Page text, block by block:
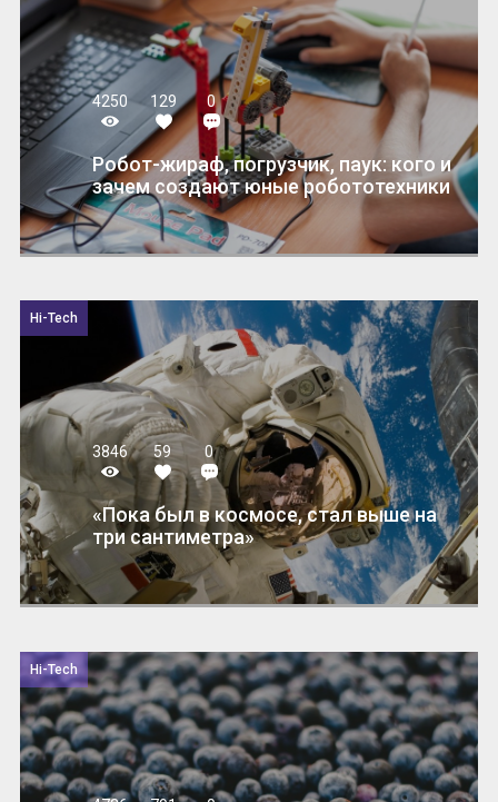
4250 129 0
Робот-жираф, погрузчик, паук: кого и
зачем создают юные робототехники
Hi-Tech
3846 59 0
«Пока был в космосе, стал выше на
три сантиметра»
Hi-Tech